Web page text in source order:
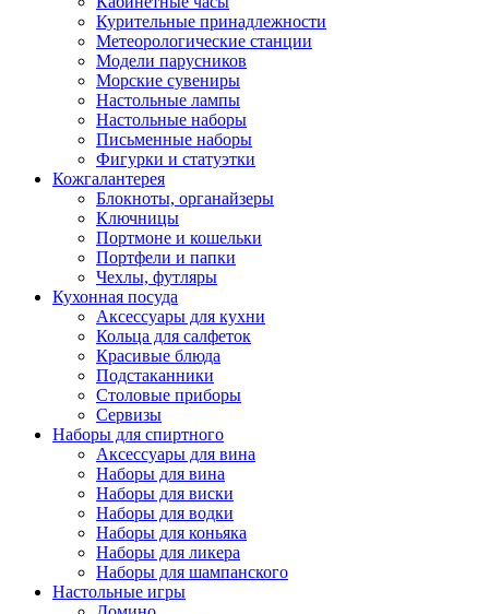
Курительные принадлежности
Метеорологические станции
Модели парусников
Морские сувениры
Настольные лампы
Настольные наборы
Письменные наборы
Фигурки и статуэтки
Кожгалантерея
Блокноты, органайзеры
Ключницы
Портмоне и кошельки
Портфели и папки
Чехлы, футляры
Кухонная посуда
Аксессуары для кухни
Кольца для салфеток
Красивые блюда
Подстаканники
Столовые приборы
Cервизы
Наборы для спиртного
Аксессуары для вина
Наборы для вина
Наборы для виски
Наборы для водки
Наборы для коньяка
Наборы для ликера
Наборы для шампанского
Настольные игры